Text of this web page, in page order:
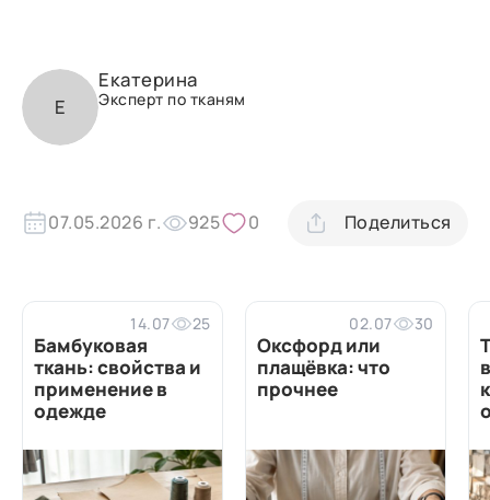
Е
Екатерина
Эксперт по тканям
07.05.2026 г. 925 0 Поделиться
14.07 25
Бамбуковая
ткань: свойства и
применение в
одежде
02.07 30
Оксфорд или
плащёвка: что
прочнее